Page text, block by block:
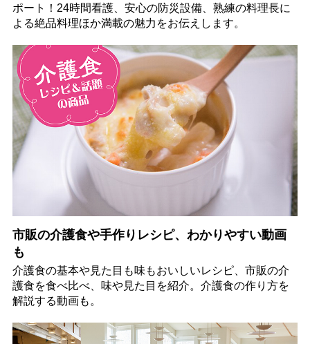
ポート！24時間看護、安心の防災設備、熟練の料理長に
よる絶品料理ほか満載の魅力をお伝えします。
市販の介護食や手作りレシピ、わかりやすい動画
も
介護食の基本や見た目も味もおいしいレシピ、市販の介
護食を食べ比べ、味や見た目を紹介。介護食の作り方を
解説する動画も。